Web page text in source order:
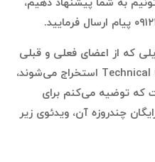
به شما پیشنهاد دهیم،
که از اعضای فعلی و قبلی
گروه تلگرامی Technical Question Answer استخراج می‌شوند،
که توضیه می‌کنم برای
چندروزه آن، ویدئوی زیر